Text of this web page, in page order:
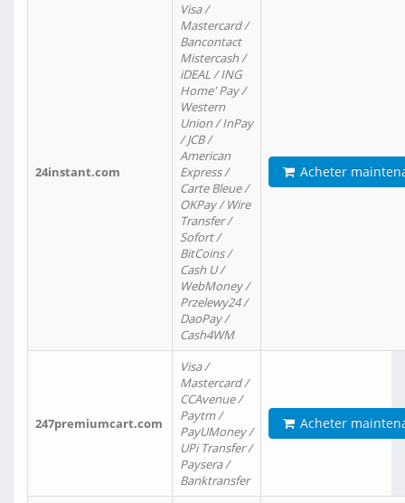
24instant.com
Visa /
Mastercard /
Bancontact
Mistercash /
iDEAL / ING
Home' Pay /
Western
Union / InPay
/ JCB /
American
Express /
Carte Bleue /
OKPay / Wire
Transfer /
Sofort /
BitCoins /
Cash U /
WebMoney /
Przelewy24 /
DaoPay /
Cash4WM
Acheter
247premiumcart.com
Visa /
Mastercard /
CCAvenue /
Paytm /
PayUMoney /
UPi Transfer /
Paysera /
Banktransfer
Acheter